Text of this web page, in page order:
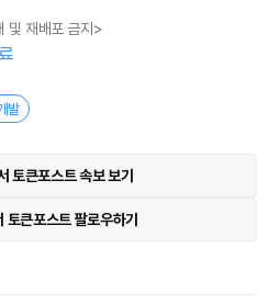
재배포 금지>
발
토큰포스트 속보 보기
토큰포스트 팔로우하기